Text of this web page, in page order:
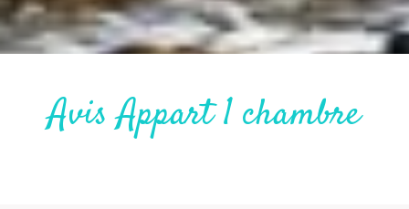
Avis Appart 1 chambre